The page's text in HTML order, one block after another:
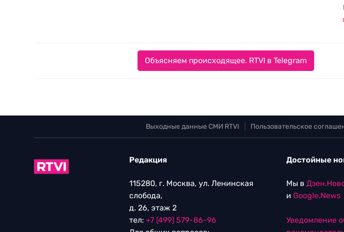
Объясняем происходящее. RTVI в Telegram
Выходные данные СМИ RTVI Пользовательское
Редакция
115280, г. Москва, ул. Ленинская
слобода,
д. 26, этаж 2
тел: +7 (499) 579-86-96
Достойные
Мы в
и Google.News
Уведомление